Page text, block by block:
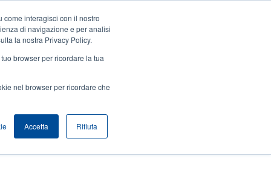
come interagisci con il nostro
di navigazione e per analisi
la nostra Privacy Policy.
browser per ricordare la tua
nel browser per ricordare che
Accetta Rifiuta
User
Anonymous
Accedi / Registrati
Seleziona Prodotti